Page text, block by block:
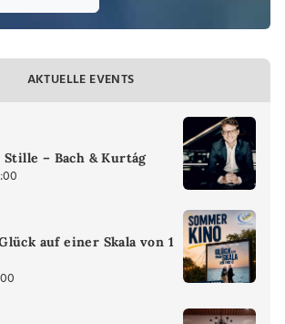
AKTUELLE EVENTS
Stille – Bach & Kurtág
auf einer Skala von 1